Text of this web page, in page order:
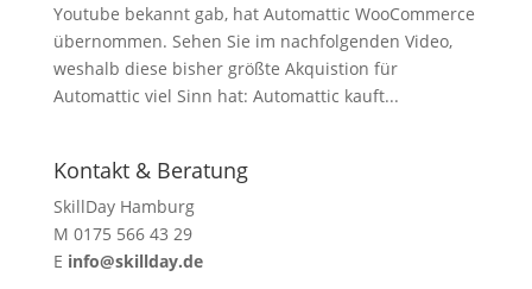
Youtube bekannt gab, hat Automattic WooCommerce
übernommen. Sehen Sie im nachfolgenden Video,
weshalb diese bisher größte Akquistion für
Automattic viel Sinn hat: Automattic kauft...
Kontakt & Beratung
SkillDay Hamburg
M 0175 566 43 29
E info@skillday.de